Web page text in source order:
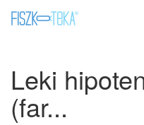
Leki
(far...